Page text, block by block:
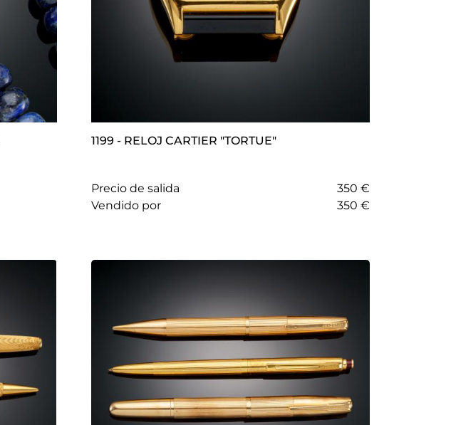
1199 - RELOJ CARTIER "TORTUE"
Precio de salida
350 €
vendido por
350 €